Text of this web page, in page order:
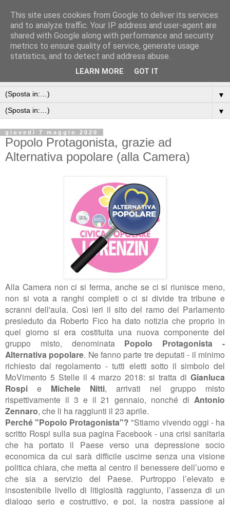
▼
▼
giovedì 7 maggio 2020
Popolo Protagonista, grazie ad
Alternativa popolare (alla Camera)
Alla Camera non ci si ferma, anche se ci si riunisce meno,
non si vota a ranghi completi o ci si divide tra tribune e
scranni dell'aula. Così ieri il sito del ramo del Parlamento
presieduto da Roberto Fico ha dato notizia che proprio in
quel giorno si era costituita una nuova componente del
gruppo misto, denominata Popolo Protagonista -
Alternativa popolare. Ne fanno parte tre deputati - il minimo
richiesto dal regolamento - tutti eletti sotto il simbolo del
MoVimento 5 Stelle il 4 marzo 2018: si tratta di Gianluca
Rospi e Michele Nitti, arrivati nel gruppo misto
rispettivamente il 3 e il 21 gennaio, nonché di Antonio
Zennaro, che li ha raggiunti il 23 aprile.
Perché "Popolo Protagonista"?"Stiamo vivendo oggi - ha
scritto Rospi sulla sua pagina Facebook - una crisi sanitaria
che ha portato il Paese verso una depressione socio
economica da cui sarà difficile uscirne senza una visione
politica chiara, che metta al centro il benessere dell’uomo e
che sia a servizio del Paese. Purtroppo l’elevato e
insostenibile livello di litigiosità raggiunto, l’assenza di un
dialogo serio e costruttivo, e poi, la nostra passione al
This site uses cookies from Google to deliver its services
and to analyze traffic. Your IP address and user-agent are
shared with Google along with performance and security
metrics to ensure quality of service, generate usage
statistics, and to detect and address abuse.
LEARN MORE GOT IT